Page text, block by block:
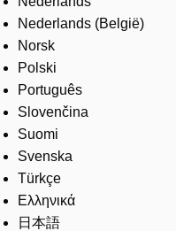
Nederlands (België)
Norsk
Polski
Português
Slovenčina
Suomi
Svenska
Türkçe
Ελληνικά
日本語